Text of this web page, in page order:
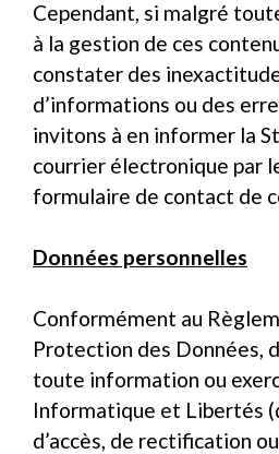
Cependant, si malgré
à la gestion de ces
constater des
d’informations ou des
invitons à en informer la
courrier électronique par
formulaire de contact de
Données personnelles
Conformément au
Protection des Données,
toute information ou
Informatique et Libertés
d’accès, de rectification